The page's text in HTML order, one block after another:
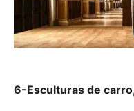
6-Esculturas de